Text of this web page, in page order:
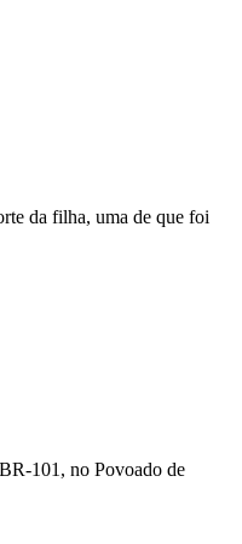
da filha, uma de que foi
101, no Povoado de